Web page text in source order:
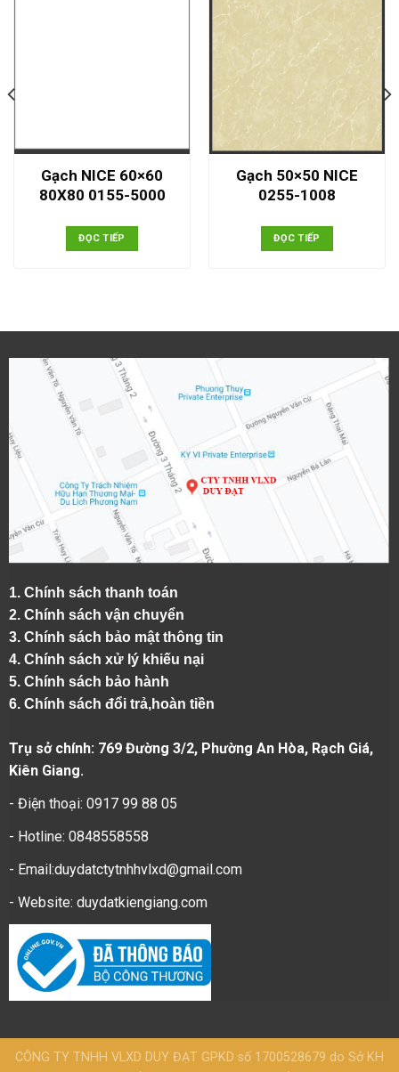
Gạch NICE 60×60
80X80 0155-5000
ĐỌC TIẾP
Gạch 50×50 NICE
0255-1008
ĐỌC TIẾP
1. Chính sách thanh toán
2. Chính sách vận chuyển
3. Chính sách bảo mật thông tin
4. Chính sách xử lý khiếu nại
5. Chính sách bảo hành
6. Chính sách đổi trả,hoàn tiền
Trụ sở chính: 769 Đường 3/2, Phường An Hòa, Rạch Giá,
Kiên Giang.
- Điện thoại: 0917 99 88 05
- Hotline: 0848558558
- Email:duydatctytnhhvlxd@gmail.com
- Website: duydatkiengiang.com
CÔNG TY TNHH VLXD DUY ĐẠT GPKD số 1700528679 do Sở KH